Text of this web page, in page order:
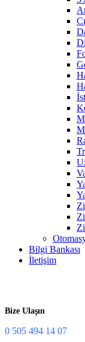
Bilgi Bankası
İletişim
Bize Ulaşın
0 505 494 14 07